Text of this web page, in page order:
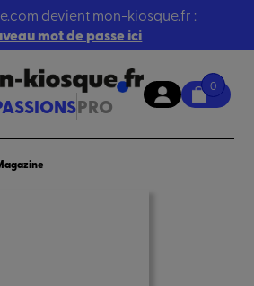
devient mon-kiosque.fr :
mot de passe ici
PRO
0